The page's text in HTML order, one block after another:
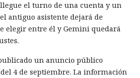
el turno de una cuenta y un
antiguo asistente dejará de
elegir entre él y Gemini quedará
un anuncio público
4 de septiembre. La información